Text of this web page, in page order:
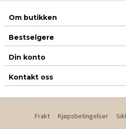
Om butikken
Bestselgere
Din konto
Kontakt oss
Frakt Kjøpsbetingelser